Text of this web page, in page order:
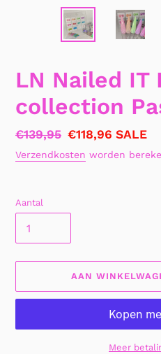
LN Nailed IT
collection
Normale
prijs
€139,95 Aanbiedingsprijs
€118,96 SALE
Verzendkosten worden
Aantal
AAN
Meer